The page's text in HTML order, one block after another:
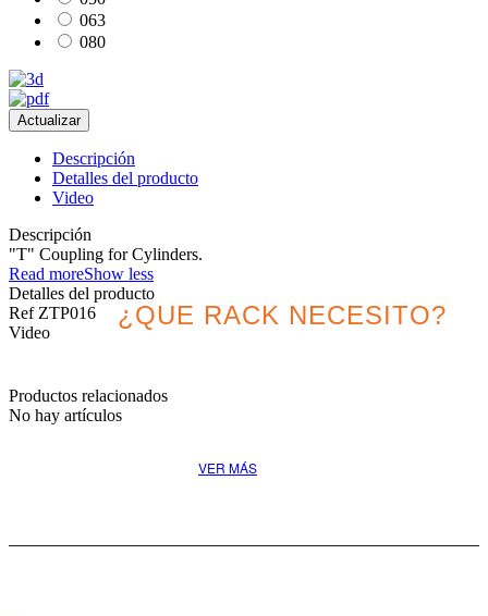
063
080
Descripción
Detalles del producto
Video
Descripción
"T" Coupling for Cylinders.
Read moreShow less
Detalles del producto
Ref ZTP016
Video
Productos relacionados
No hay artículos
¿QUE RACK NECESITO?
VER MÁS